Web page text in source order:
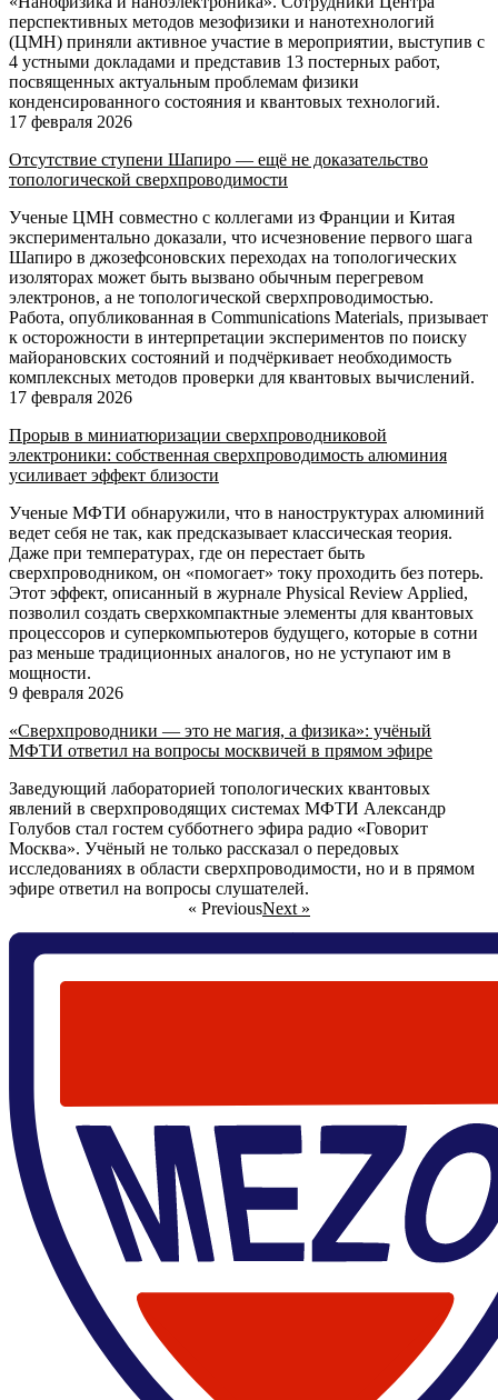
перспективных методов мезофизики и нанотехнологий
(ЦМН) приняли активное участие в мероприятии, выступив с
4 устными докладами и представив 13 постерных работ,
посвященных актуальным проблемам физики
конденсированного состояния и квантовых технологий.
17 февраля 2026
Отсутствие ступени Шапиро — ещё не доказательство
топологической сверхпроводимости
Ученые ЦМН совместно с коллегами из Франции и Китая
экспериментально доказали, что исчезновение первого шага
Шапиро в джозефсоновских переходах на топологических
изоляторах может быть вызвано обычным перегревом
электронов, а не топологической сверхпроводимостью.
Работа, опубликованная в Communications Materials, призывает
к осторожности в интерпретации экспериментов по поиску
майорановских состояний и подчёркивает необходимость
комплексных методов проверки для квантовых вычислений.
17 февраля 2026
Прорыв в миниатюризации сверхпроводниковой
электроники: собственная сверхпроводимость алюминия
усиливает эффект близости
Ученые МФТИ обнаружили, что в наноструктурах алюминий
ведет себя не так, как предсказывает классическая теория.
Даже при температурах, где он перестает быть
сверхпроводником, он «помогает» току проходить без потерь.
Этот эффект, описанный в журнале Physical Review Applied,
позволил создать сверхкомпактные элементы для квантовых
процессоров и суперкомпьютеров будущего, которые в сотни
раз меньше традиционных аналогов, но не уступают им в
мощности.
9 февраля 2026
«Сверхпроводники — это не магия, а физика»: учёный
МФТИ ответил на вопросы москвичей в прямом эфире
Заведующий лабораторией топологических квантовых
явлений в сверхпроводящих системах МФТИ Александр
Голубов стал гостем субботнего эфира радио «Говорит
Москва». Учёный не только рассказал о передовых
исследованиях в области сверхпроводимости, но и в прямом
эфире ответил на вопросы слушателей.
« PreviousNext »